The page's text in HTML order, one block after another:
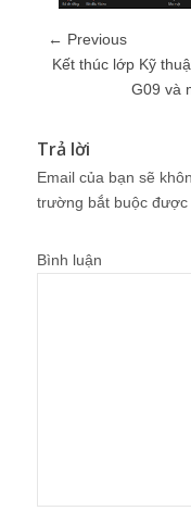
← Previous
Kết thúc lớp Kỹ
G09 và
Trả lời
Email của bạn sẽ
trường bắt buộc được
Bình luận